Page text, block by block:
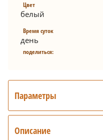
Цвет
белый
Время суток
день
поделиться:
Параметры
Описание